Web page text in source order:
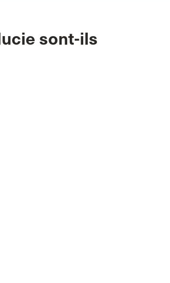
sont-ils